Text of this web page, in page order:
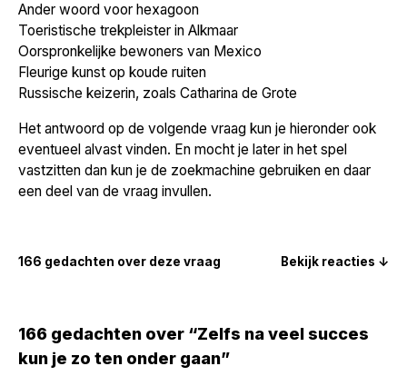
Ander woord voor hexagoon
Toeristische trekpleister in Alkmaar
Oorspronkelijke bewoners van Mexico
Fleurige kunst op koude ruiten
Russische keizerin, zoals Catharina de Grote
Het antwoord op de volgende vraag kun je hieronder ook
eventueel alvast vinden. En mocht je later in het spel
vastzitten dan kun je de zoekmachine gebruiken en daar
een deel van de vraag invullen.
166 gedachten over deze vraag Bekijk reacties ↓
166 gedachten over “Zelfs na veel succes
kun je zo ten onder gaan”